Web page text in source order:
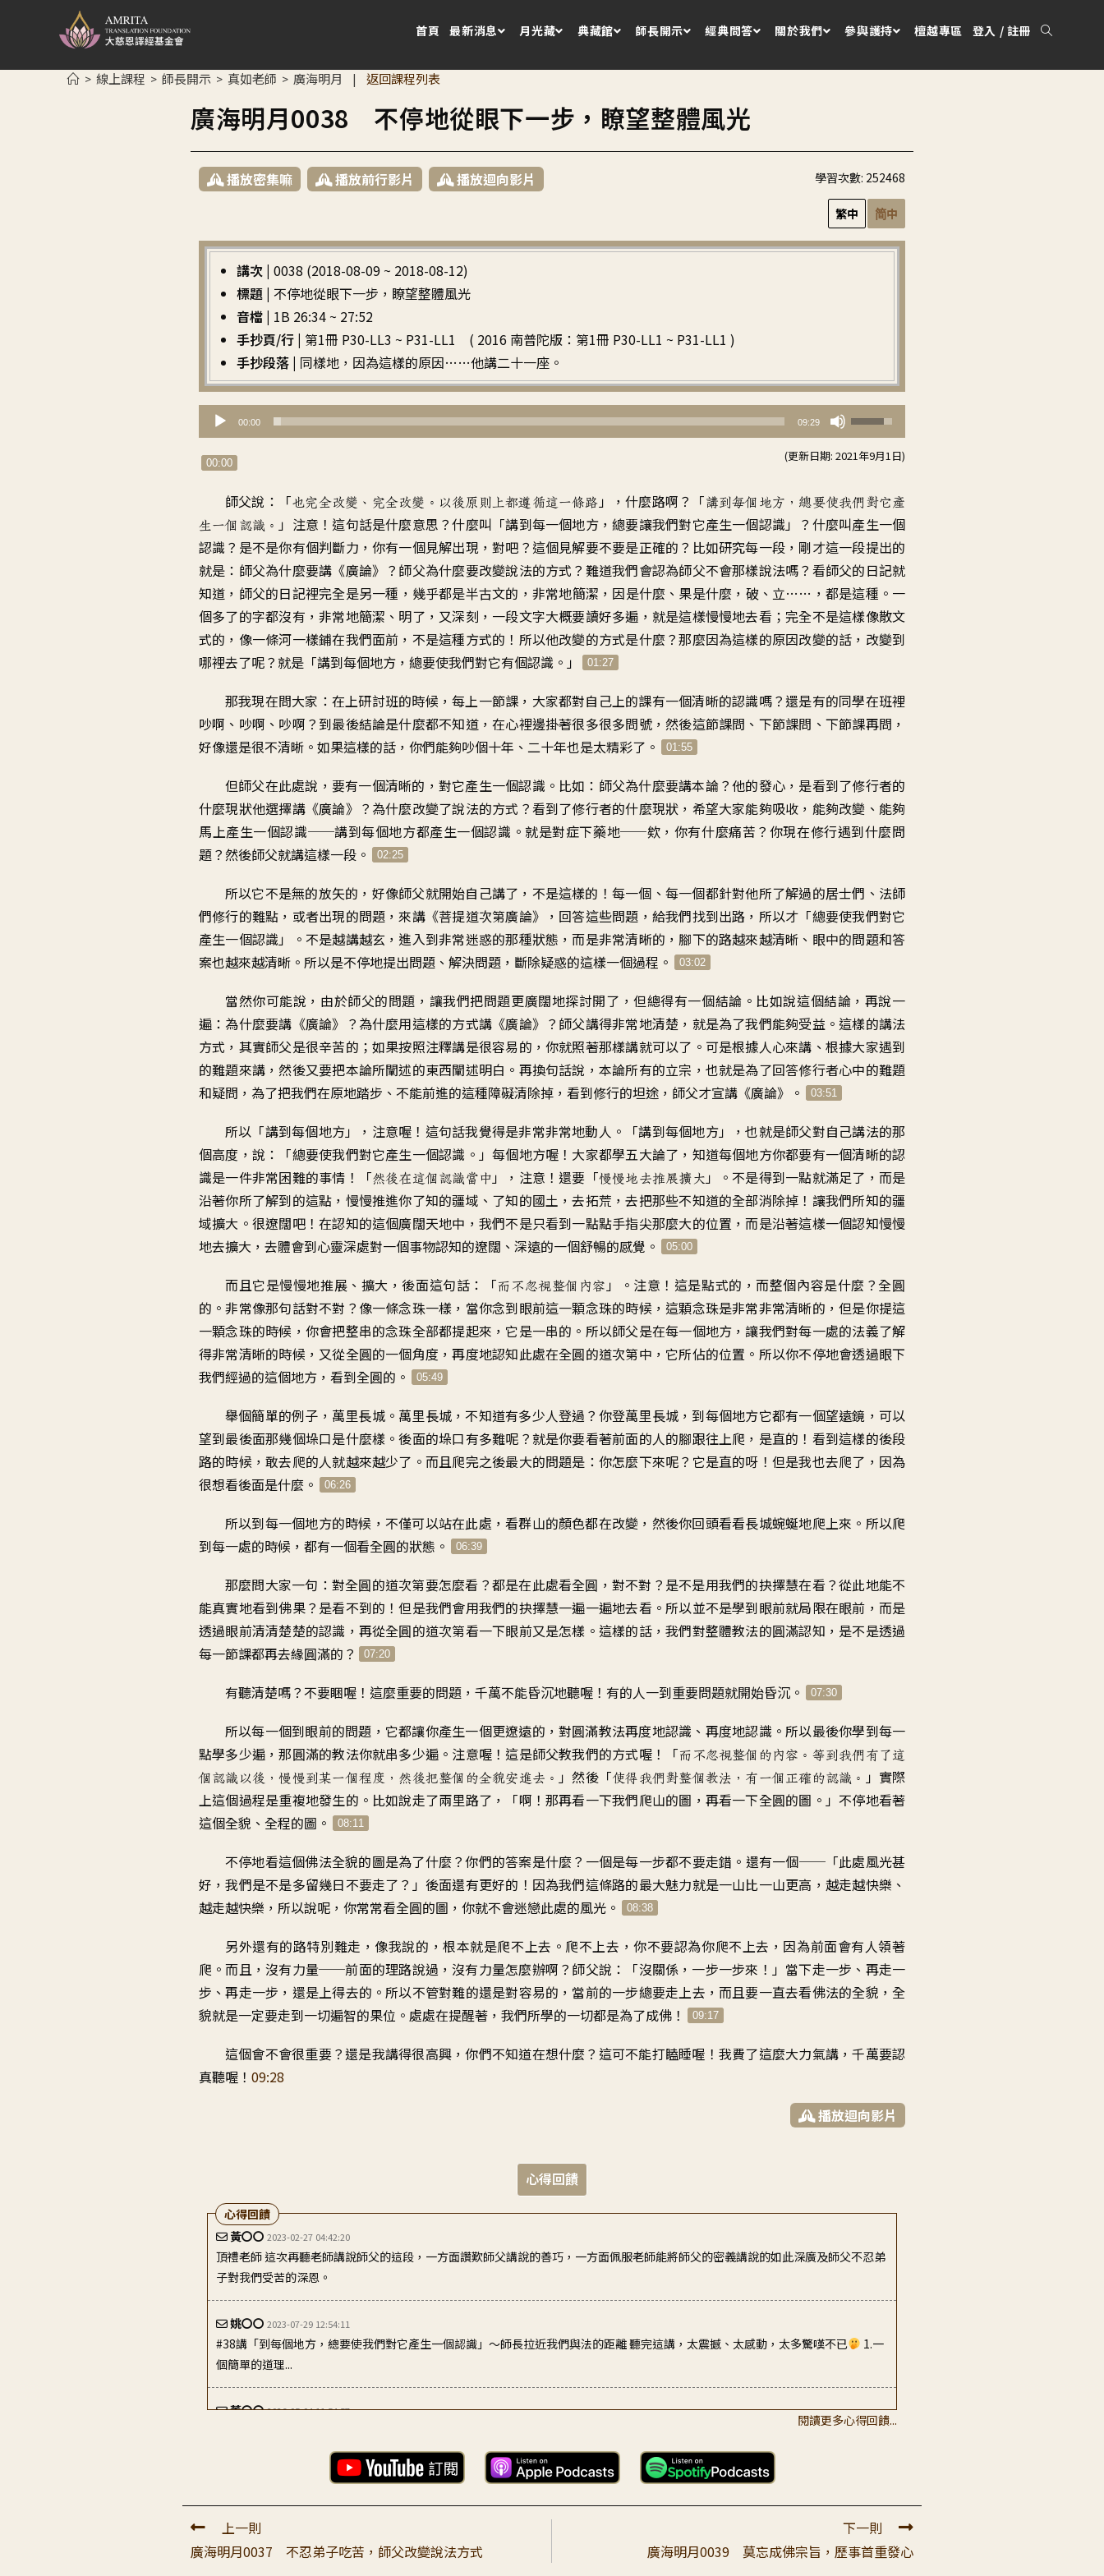
首頁 最新消息 月光藏 典藏館 師長開示 經典問答 關於我們 參與護持 檀越專區 登入 / 註冊
> 線上課程 > 師長開示 > 真如老師 > 廣海明月 | 返回課程列表
廣海明月0038 不停地從眼下一步，瞭望整體風光
播放密集嘛 播放前行影片 播放迴向影片 學習次數: 252468
繁中 简中
講次 | 0038 (2018-08-09 ~ 2018-08-12)
標題 | 不停地從眼下一步，瞭望整體風光
音檔 | 1B 26:34 ~ 27:52
手抄頁/行 | 第1冊 P30-LL3 ~ P31-LL1 ( 2016 南普陀版：第1冊 P30-LL1 ~ P31-LL1 )
手抄段落 | 同樣地，因為這樣的原因……他講二十一座。
訊
播
00:00 09:29
使
用
向
向
下
鍵
以
提
高
或
(更新日期: 2021年9月1日)
00:00
師父說：「也完全改變、完全改變。以後原則上都遵循這一條路」，什麼路啊？「講到每個地方，總要使我們對它產
生一個認識。 」注意！這句話是什麼意思？什麼叫「講到每一個地方，總要讓我們對它產生一個認識」？什麼叫產生一個
認識？是不是你有個判斷力，你有一個見解出現，對吧？這個見解要不要是正確的？比如研究每一段，剛才這一段提出的
就是：師父為什麼要講《廣論》？師父為什麼要改變說法的方式？難道我們會認為師父不會那樣說法嗎？看師父的日記就
知道，師父的日記裡完全是另一種，幾乎都是半古文的，非常地簡潔，因是什麼、果是什麼，破、立……，都是這種。一
個多了的字都沒有，非常地簡潔、明了，又深刻，一段文字大概要讀好多遍，就是這樣慢慢地去看；完全不是這樣像散文
式的，像一條河一樣鋪在我們面前，不是這種方式的！所以他改變的方式是什麼？那麼因為這樣的原因改變的話，改變到
哪裡去了呢？就是「講到每個地方，總要使我們對它有個認識。」
01:27
那我現在問大家：在上研討班的時候，每上一節課，大家都對自己上的課有一個清晰的認識嗎？還是有的同學在班裡
吵啊、吵啊、吵啊？到最後結論是什麼都不知道，在心裡邊掛著很多很多問號，然後這節課問、下節課問、下節課再問，
好像還是很不清晰。如果這樣的話，你們能夠吵個十年、二十年也是太精彩了。
01:55
但師父在此處說，要有一個清晰的，對它產生一個認識。比如：師父為什麼要講本論？他的發心，是看到了修行者的
什麼現狀他選擇講《廣論》？為什麼改變了說法的方式？看到了修行者的什麼現狀，希望大家能夠吸收，能夠改變、能夠
馬上產生一個認識──講到每個地方都產生一個認識。就是對症下藥地──欸，你有什麼痛苦？你現在修行遇到什麼問
題？然後師父就講這樣一段。
02:25
所以它不是無的放矢的，好像師父就開始自己講了，不是這樣的！每一個、每一個都針對他所了解過的居士們、法師
們修行的難點，或者出現的問題，來講《菩提道次第廣論》，回答這些問題，給我們找到出路，所以才「總要使我們對它
產生一個認識」。不是越講越玄，進入到非常迷惑的那種狀態，而是非常清晰的，腳下的路越來越清晰、眼中的問題和答
案也越來越清晰。所以是不停地提出問題、解決問題，斷除疑惑的這樣一個過程。
03:02
當然你可能說，由於師父的問題，讓我們把問題更廣闊地探討開了，但總得有一個結論。比如說這個結論，再說一
遍：為什麼要講《廣論》？為什麼用這樣的方式講《廣論》？師父講得非常地清楚，就是為了我們能夠受益。這樣的講法
方式，其實師父是很辛苦的；如果按照注釋講是很容易的，你就照著那樣講就可以了。可是根據人心來講、根據大家遇到
的難題來講，然後又要把本論所闡述的東西闡述明白。再換句話說，本論所有的立宗，也就是為了回答修行者心中的難題
和疑問，為了把我們在原地踏步、不能前進的這種障礙清除掉，看到修行的坦途，師父才宣講《廣論》。
03:51
所以「講到每個地方」，注意喔！這句話我覺得是非常非常地動人。「講到每個地方」，也就是師父對自己講法的那
個高度，說：「總要使我們對它產生一個認識。」每個地方喔！大家都學五大論了，知道每個地方你都要有一個清晰的認
識是一件非常困難的事情！「然後在這個認識當中」，注意！還要「慢慢地去推展擴大」。不是得到一點就滿足了，而是
沿著你所了解到的這點，慢慢推進你了知的疆域、了知的國土，去拓荒，去把那些不知道的全部消除掉！讓我們所知的疆
域擴大。很遼闊吧！在認知的這個廣闊天地中，我們不是只看到一點點手指尖那麼大的位置，而是沿著這樣一個認知慢慢
地去擴大，去體會到心靈深處對一個事物認知的遼闊、深遠的一個舒暢的感覺。
05:00
而且它是慢慢地推展、擴大，後面這句話：「而不忽視整個內容」。注意！這是點式的，而整個內容是什麼？全圓
的。非常像那句話對不對？像一條念珠一樣，當你念到眼前這一顆念珠的時候，這顆念珠是非常非常清晰的，但是你提這
一顆念珠的時候，你會把整串的念珠全部都提起來，它是一串的。所以師父是在每一個地方，讓我們對每一處的法義了解
得非常清晰的時候，又從全圓的一個角度，再度地認知此處在全圓的道次第中，它所佔的位置。所以你不停地會透過眼下
我們經過的這個地方，看到全圓的。
05:49
舉個簡單的例子，萬里長城。萬里長城，不知道有多少人登過？你登萬里長城，到每個地方它都有一個望遠鏡，可以
望到最後面那幾個垛口是什麼樣。後面的垛口有多難呢？就是你要看著前面的人的腳跟往上爬，是直的！看到這樣的後段
路的時候，敢去爬的人就越來越少了。而且爬完之後最大的問題是：你怎麼下來呢？它是直的呀！但是我也去爬了，因為
很想看後面是什麼。
06:26
所以到每一個地方的時候，不僅可以站在此處，看群山的顏色都在改變，然後你回頭看看長城蜿蜒地爬上來。所以爬
到每一處的時候，都有一個看全圓的狀態。
06:39
那麼問大家一句：對全圓的道次第要怎麼看？都是在此處看全圓，對不對？是不是用我們的抉擇慧在看？從此地能不
能真實地看到佛果？是看不到的！但是我們會用我們的抉擇慧一遍一遍地去看。所以並不是學到眼前就局限在眼前，而是
透過眼前清清楚楚的認識，再從全圓的道次第看一下眼前又是怎樣。這樣的話，我們對整體教法的圓滿認知，是不是透過
每一節課都再去緣圓滿的？
07:20
有聽清楚嗎？不要睏喔！這麼重要的問題，千萬不能昏沉地聽喔！有的人一到重要問題就開始昏沉。 07:30
所以每一個到眼前的問題，它都讓你產生一個更遼遠的，對圓滿教法再度地認識、再度地認識。所以最後你學到每一
點學多少遍，那圓滿的教法你就串多少遍。注意喔！這是師父教我們的方式喔！「而不忽視整個的內容。等到我們有了這
個認識以後，慢慢到某一個程度，然後把整個的全貌安進去。 」然後「使得我們對整個教法，有一個正確的認識。 」實際
上這個過程是重複地發生的。比如說走了兩里路了，「啊！那再看一下我們爬山的圖，再看一下全圓的圖。」不停地看著
這個全貌、全程的圖。
08:11
不停地看這個佛法全貌的圖是為了什麼？你們的答案是什麼？一個是每一步都不要走錯。還有一個──「此處風光甚
好，我們是不是多留幾日不要走了？」後面還有更好的！因為我們這條路的最大魅力就是一山比一山更高，越走越快樂、
越走越快樂，所以說呢，你常常看全圓的圖，你就不會迷戀此處的風光。
08:38
另外還有的路特別難走，像我說的，根本就是爬不上去。爬不上去，你不要認為你爬不上去，因為前面會有人領著
爬。而且，沒有力量──前面的理路說過，沒有力量怎麼辦啊？師父說：「沒關係，一步一步來！」當下走一步、再走一
步、再走一步，還是上得去的。所以不管對難的還是對容易的，當前的一步總要走上去，而且要一直去看佛法的全貌，全
貌就是一定要走到一切遍智的果位。處處在提醒著，我們所學的一切都是為了成佛！
09:17
這個會不會很重要？還是我講得很高興，你們不知道在想什麼？這可不能打瞌睡喔！我費了這麼大力氣講，千萬要認
真聽喔！ 09:28
播放迴向影片
心得回饋
姚〇〇 2023-07-29 12:54:11
#38講「到每個地方，總要使我們對它產生一個認識」～師長拉近我們與法的距離 聽完這講，太震撼、太感動，太多驚嘆不已
1.一
個簡單的道理...
董〇〇 2026-05-04 11:54:57
學法，不是聽過就好 師父說：「講到每個地方，總要使我們對它產生一個認識。」這句話乍看平實，細想卻很深。所謂「產生一個認
識」，不是聽得熱鬧，...
陳〇〇2023-09-10 21:41:42
親愛的老師： 感恩您與三寶加持攝受。弟子在日輪第38講第二次開示中，體會到從念珠喻，再度體會師父的說法恩德！ 每顆念珠代
敬愛的大寶恩師： 無比感恩佛菩薩、宗大師、師父及老師，為眾生宣講全圓的道次第。如果沒有佛菩薩和善知識，眼光如豆的弟子，
怎會知道如此觀看全貌...
心得回饋
閱讀更多心得回饋...
上一則
廣海明月0037 不忍弟子吃苦，師父改變說法方式
下一則
廣海明月0039 莫忘成佛宗旨，歷事首重發心